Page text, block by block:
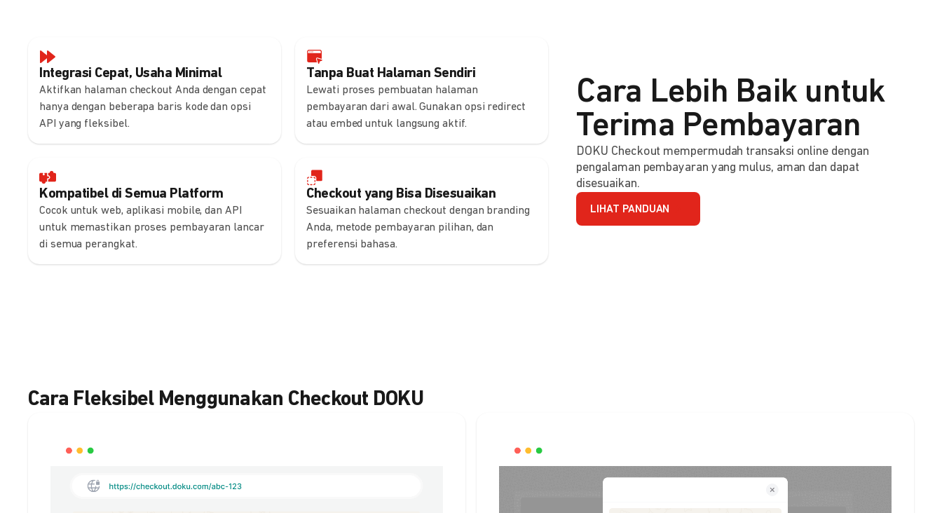
Integrasi Cepat, Usaha Minimal
Aktifkan halaman checkout Anda dengan cepat
hanya dengan beberapa baris kode dan opsi
API yang fleksibel.
Tanpa Buat Halaman Sendiri
Lewati proses pembuatan halaman
pembayaran dari awal. Gunakan opsi redirect
atau embed untuk langsung aktif.
Kompatibel di Semua Platform
Cocok untuk web, aplikasi mobile, dan API
untuk memastikan proses pembayaran lancar
di semua perangkat.
Checkout yang Bisa Disesuaikan
Sesuaikan halaman checkout dengan branding
Anda, metode pembayaran pilihan, dan
preferensi bahasa.
Cara Lebih Baik untuk
Terima Pembayaran
DOKU Checkout mempermudah transaksi online dengan
pengalaman pembayaran yang mulus, aman dan dapat
disesuaikan.
LIHAT PANDUAN
Cara Fleksibel Menggunakan Checkout DOKU